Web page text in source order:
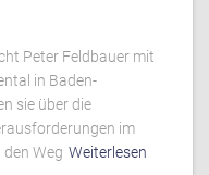
Peter Feldbauer mit
in Baden-
sie über die
im
Weg Weiterlesen